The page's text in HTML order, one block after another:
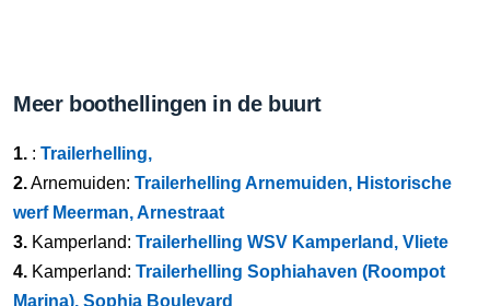
Meer boothellingen in de buurt
1. : Trailerhelling,
2.Arnemuiden: Trailerhelling Arnemuiden, Historische
werf Meerman, Arnestraat
3. Kamperland: Trailerhelling WSV Kamperland, Vliete
4. Kamperland: Trailerhelling Sophiahaven (Roompot
Marina), Sophia Boulevard